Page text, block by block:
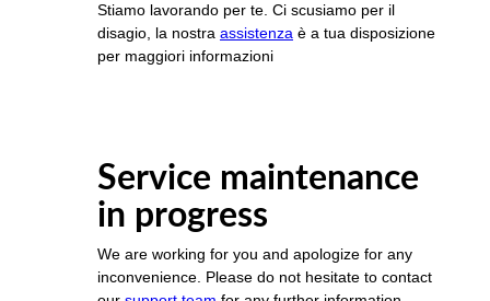
Stiamo lavorando per te. Ci scusiamo per il
disagio, la nostra assistenza è a tua disposizione
per maggiori informazioni
Service maintenance
in progress
We are working for you and apologize for any
inconvenience. Please do not hesitate to contact